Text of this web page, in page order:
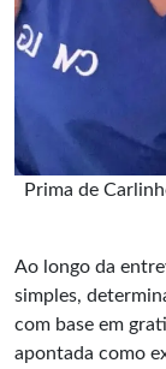
Prima de
Ao longo da
simples,
com base em
apontada como